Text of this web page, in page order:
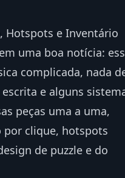
Hotspots e Inventário
uma boa notícia:
complicada, nada
e alguns
peças uma a uma,
por clique, hotspots
de puzzle e do